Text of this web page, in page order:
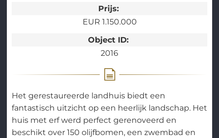
Prijs:
EUR 1.150.000
Object ID:
2016
Het gerestaureerde landhuis biedt een
fantastisch uitzicht op een heerlijk landschap. Het
huis met erf werd perfect gerenoveerd en
beschikt over 150 olijfbomen, een zwembad en